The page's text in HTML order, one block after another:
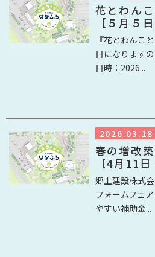
花とわん
【５月５
『花とわんこ
日になります
日時：2026...
2026.03.18
春の増改
【4月11
郷土建設株式
フォームフェ
やすい補助金...